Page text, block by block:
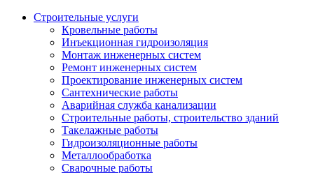
Строительные услуги
Кровельные работы
Инъекционная гидроизоляция
Монтаж инженерных систем
Ремонт инженерных систем
Проектирование инженерных систем
Сантехнические работы
Аварийная служба канализации
Строительные работы, строительство зданий
Такелажные работы
Гидроизоляционные работы
Металлообработка
Сварочные работы